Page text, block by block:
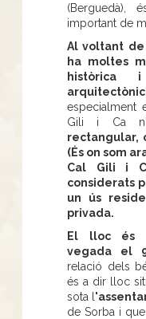
(Berguedà),
important de
Al voltant de
ha moltes
arquitectònic
especialment
Gili i Ca
rectangular,
(És on som
Cal Gili i
considerats
un ús
privada.
El lloc és
vegada el
relació dels
és a dir lloc
sota l
de Sorba i